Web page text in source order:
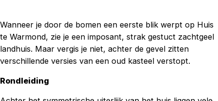
Wanneer je door de bomen een eerste blik werpt op Huis
te Warmond, zie je een imposant, strak gestuct zachtgeel
landhuis. Maar vergis je niet, achter de gevel zitten
verschillende versies van een oud kasteel verstopt.
Rondleiding